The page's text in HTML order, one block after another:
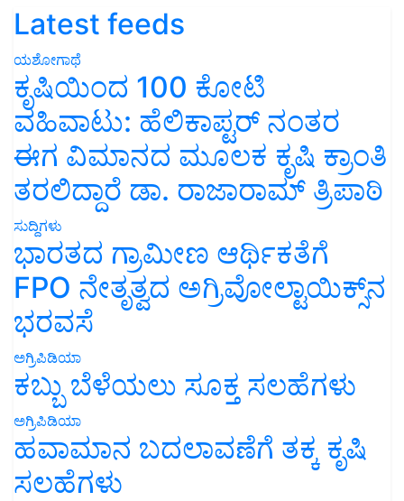
Latest feeds
ಯಶೋಗಾಥೆ
ಕೃಷಿಯಿಂದ 100 ಕೋಟಿ
ವಹಿವಾಟು: ಹೆಲಿಕಾಪ್ಟರ್ ನಂತರ
ಈಗ ವಿಮಾನದ ಮೂಲಕ ಕೃಷಿ ಕ್ರಾಂತಿ
ತರಲಿದ್ದಾರೆ ಡಾ. ರಾಜಾರಾಮ್ ತ್ರಿಪಾಠಿ
ಸುದ್ದಿಗಳು
ಭಾರತದ ಗ್ರಾಮೀಣ ಆರ್ಥಿಕತೆಗೆ
FPO ನೇತೃತ್ವದ ಅಗ್ರಿವೋಲ್ಟಾಯಿಕ್ಸ್‌ನ
ಭರವಸೆ
ಅಗ್ರಿಪಿಡಿಯಾ
ಕಬ್ಬು ಬೆಳೆಯಲು ಸೂಕ್ತ ಸಲಹೆಗಳು
ಅಗ್ರಿಪಿಡಿಯಾ
ಹವಾಮಾನ ಬದಲಾವಣೆಗೆ ತಕ್ಕ ಕೃಷಿ
ಸಲಹೆಗಳು